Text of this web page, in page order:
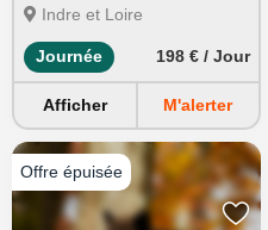
Indre et Loire
Journée 198 € / Jour
Afficher M'alerter